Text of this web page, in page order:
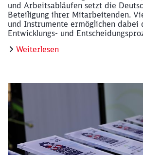
und Arbeitsabläufen setzt die
Beteiligung ihrer Mitarbeitenden.
und Instrumente ermöglichen
Entwicklungs- und
Weiterlesen